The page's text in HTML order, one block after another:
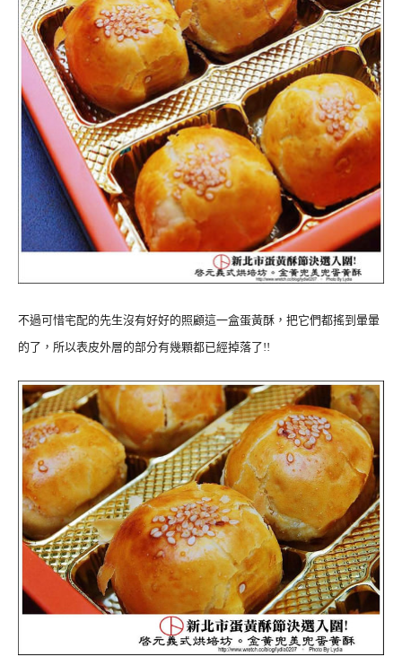
不過可惜宅配的先生沒有好好的照顧這一盒蛋黃酥，把它們都搖到暈暈
的了，所以表皮外層的部分有幾顆都已經掉落了!!